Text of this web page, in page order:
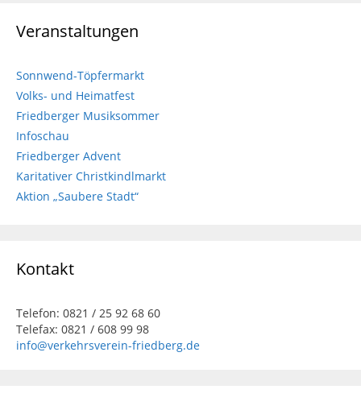
Veranstaltungen
Sonnwend-Töpfermarkt
Volks- und Heimatfest
Friedberger Musiksommer
Infoschau
Friedberger Advent
Karitativer Christkindlmarkt
Aktion „Saubere Stadt“
Kontakt
Telefon: 0821 / 25 92 68 60
Telefax: 0821 / 608 99 98
info@verkehrsverein-friedberg.de